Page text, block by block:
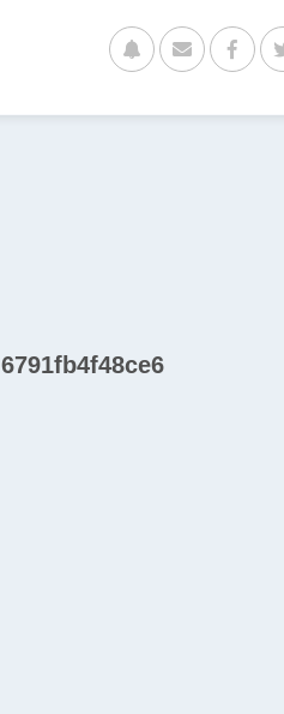
6791fb4f48ce6